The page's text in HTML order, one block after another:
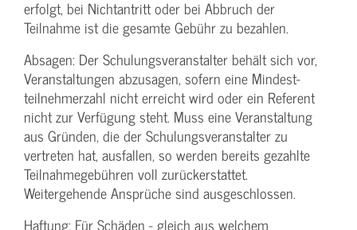
erfolgt, bei Nichtantritt oder bei Abbruch der
Teilnahme ist die gesamte Gebühr zu bezahlen.
Absagen: Der Schulungs­veranstalter behält sich vor,
Veranstaltungen abzusagen, sofern eine Mindest­
teilnehmerzahl nicht erreicht wird oder ein Referent
nicht zur Verfügung steht. Muss eine Veranstaltung
aus Gründen, die der Schulungs­veranstalter zu
vertreten hat, ausfallen, so werden bereits gezahlte
Teilnahme­gebühren voll zurückerstattet.
Weitergehende Ansprüche sind ausgeschlossen.
Haftung: Für Schäden - gleich aus welchem